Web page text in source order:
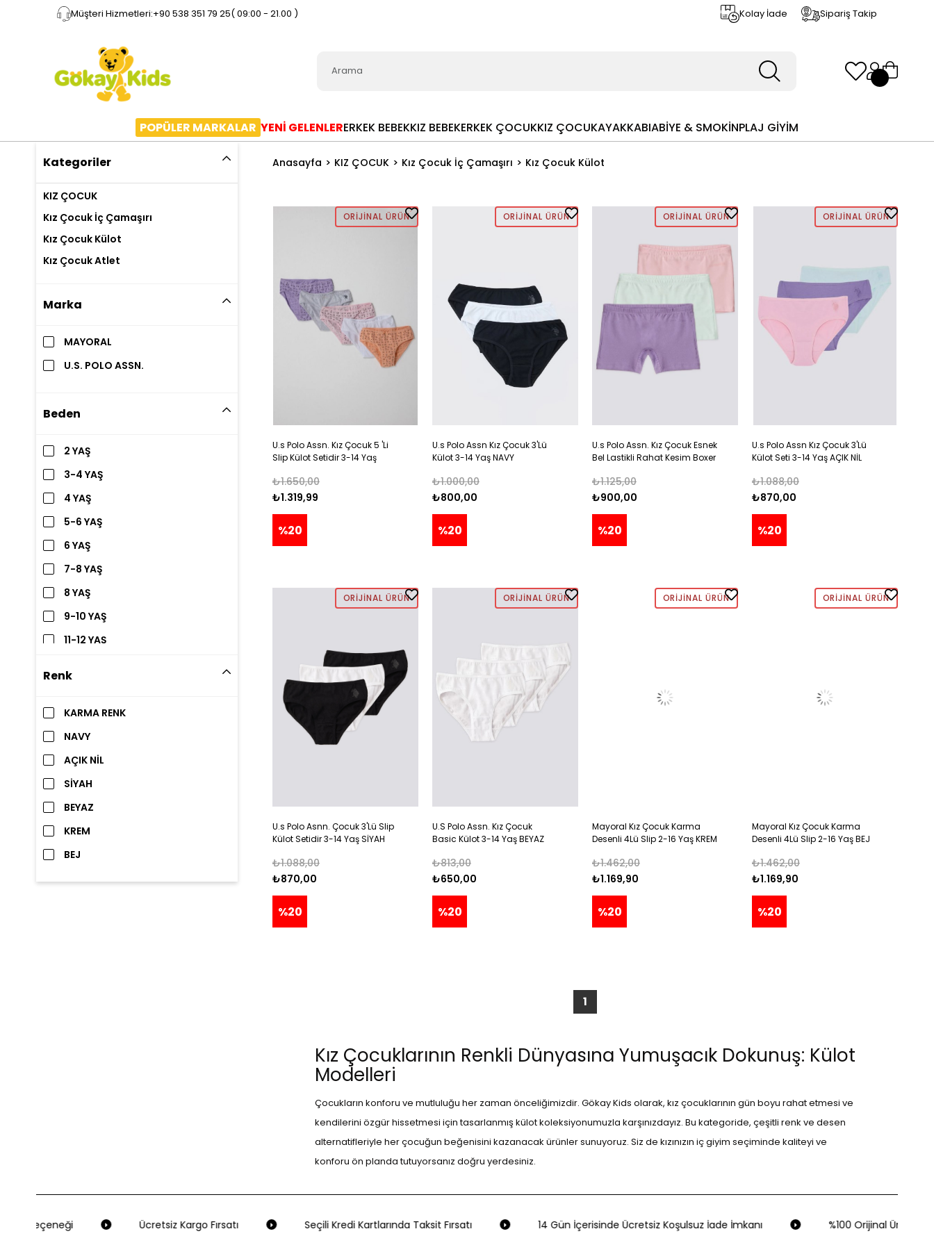
Müşteri Hizmetleri:+90 538 351 79 25( 09:00 - 21.00 ) Kolay İade Sipariş Takip
POPÜLER MARKALAR YENİ GELENLERERKEK BEBEKKIZ BEBEKERKEK ÇOCUKKIZ ÇOCUKAYAKKABIABİYE & SMOKİNPLAJ GİYİM
Kategoriler
KIZ ÇOCUK
Kız Çocuk İç Çamaşırı
Kız Çocuk Külot
Kız Çocuk Atlet
Marka
MAYORAL
U.S. POLO ASSN.
Beden
2 YAŞ
3-4 YAŞ
4 YAŞ
5-6 YAŞ
6 YAŞ
7-8 YAŞ
8 YAŞ
9-10 YAŞ
11-12 YAŞ
Renk
KARMA RENK
NAVY
AÇIK NİL
SİYAH
BEYAZ
KREM
BEJ
Anasayfa KIZ ÇOCUK Kız Çocuk İç Çamaşırı Kız Çocuk Külot
ORIJINAL ÜRÜN
U.s Polo Assn. Kız Çocuk 5 'Li
Slip Külot Setidir 3-14 Yaş
₺1.319,99
₺1.650,00
%20
ORIJINAL ÜRÜN
U.s Polo Assn Kız Çocuk 3'Lü
Külot 3-14 Yaş NAVY
₺800,00
₺1.000,00
%20
ORIJINAL ÜRÜN
U.s Polo Assn. Kız Çocuk Esnek
Bel Lastikli Rahat Kesim Boxer
₺900,00
₺1.125,00
%20
ORIJINAL ÜRÜN
U.s Polo Assn Kız Çocuk 3'Lü
Külot Seti 3-14 Yaş AÇIK NİL
₺870,00
₺1.088,00
%20
ORIJINAL ÜRÜN
U.s Polo Asnn. Çocuk 3'Lü Slip
Külot Setidir 3-14 Yaş SİYAH
₺870,00
₺1.088,00
%20
ORIJINAL ÜRÜN
U.S Polo Assn. Kız Çocuk
Basic Külot 3-14 Yaş BEYAZ
₺650,00
₺813,00
%20
ORIJINAL ÜRÜN
Mayoral Kız Çocuk Karma
Desenli 4Lü Slip 2-16 Yaş KREM
₺1.169,90
₺1.462,00
%20
ORIJINAL ÜRÜN
Mayoral Kız Çocuk Karma
Desenli 4Lü Slip 2-16 Yaş BEJ
₺1.169,90
₺1.462,00
%20
1
Kız Çocuklarının Renkli Dünyasına Yumuşacık Dokunuş: Külot
Modelleri
Çocukların konforu ve mutluluğu her zaman önceliğimizdir. Gökay Kids olarak, kız çocuklarının gün boyu rahat etmesi ve
kendilerini özgür hissetmesi için tasarlanmış külot koleksiyonumuzla karşınızdayız. Bu kategoride, çeşitli renk ve desen
alternatifleriyle her çocuğun beğenisini kazanacak ürünler sunuyoruz. Siz de kızınızın iç giyim seçiminde kaliteyi ve
konforu ön planda tutuyorsanız doğru yerdesiniz.
Renk ve Desenlerin Büyülü Dünyası
Gökay Kids'te her kız çocuğu için bir şey var. U.s Polo Assn. Kız Çocuk 5'li Slip Külot Seti, karma renk seçenekleriyle adeta
Seçeneği Ücretsiz Kargo Fırsatı Seçili Kredi Kartlarında Taksit Fırsatı 14 Gün İçerisinde Ücretsiz Koşulsuz İade İmkanı %100 Orijinal Ürün